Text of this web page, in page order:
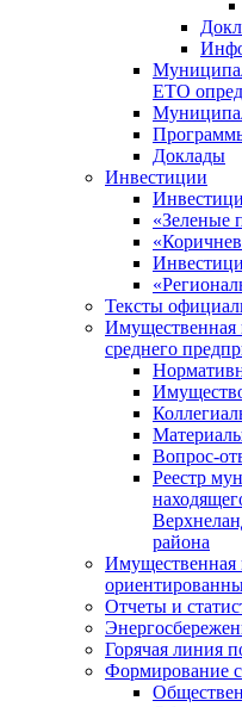
ЕТО
Доклады
Инвестиции
«Зеленые
Тексты
Имущественная
среднего
Вопрос-
Реестр
района
Имущественная
Отчеты и
Горячая линия
Формирование